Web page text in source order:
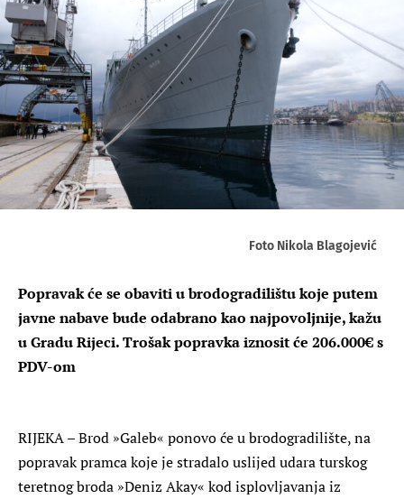
Foto Nikola Blagojević
Popravak će se obaviti u brodogradilištu koje putem
javne nabave bude odabrano kao najpovoljnije, kažu
u Gradu Rijeci. Trošak popravka iznosit će 206.000€ s
PDV-om
RIJEKA – Brod »Galeb« ponovo će u brodogradilište, na
popravak pramca koje je stradalo uslijed udara turskog
teretnog broda »Deniz Akay« kod isplovljavanja iz